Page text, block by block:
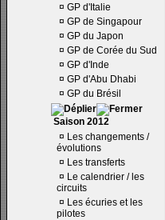
¤ GP d'Italie
¤ GP de Singapour
¤ GP du Japon
¤ GP de Corée du Sud
¤ GP d'Inde
¤ GP d'Abu Dhabi
¤ GP du Brésil
Saison 2012
¤ Les changements /
évolutions
¤ Les transferts
¤ Le calendrier / les
circuits
¤ Les écuries et les
pilotes